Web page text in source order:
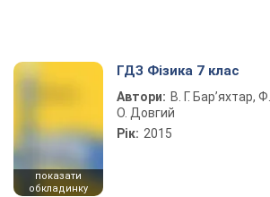
показати
обкладинку
ГДЗ Фізика 7 клас
Автори: В. Г. Бар’яхтар,
О. Довгий
Рік: 2015